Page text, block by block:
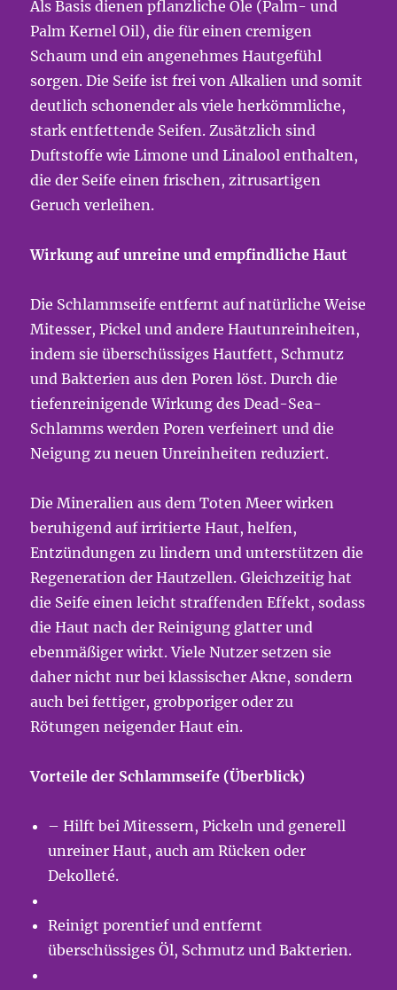
Als Basis dienen pflanzliche Öle (Palm- und
Palm Kernel Oil), die für einen cremigen
Schaum und ein angenehmes Hautgefühl
sorgen. Die Seife ist frei von Alkalien und somit
deutlich schonender als viele herkömmliche,
stark entfettende Seifen. Zusätzlich sind
Duftstoffe wie Limone und Linalool enthalten,
die der Seife einen frischen, zitrusartigen
Geruch verleihen.
Wirkung auf unreine und empfindliche Haut
Die Schlammseife entfernt auf natürliche Weise
Mitesser, Pickel und andere Hautunreinheiten,
indem sie überschüssiges Hautfett, Schmutz
und Bakterien aus den Poren löst. Durch die
tiefenreinigende Wirkung des Dead-Sea-
Schlamms werden Poren verfeinert und die
Neigung zu neuen Unreinheiten reduziert.
Die Mineralien aus dem Toten Meer wirken
beruhigend auf irritierte Haut, helfen,
Entzündungen zu lindern und unterstützen die
Regeneration der Hautzellen. Gleichzeitig hat
die Seife einen leicht straffenden Effekt, sodass
die Haut nach der Reinigung glatter und
ebenmäßiger wirkt. Viele Nutzer setzen sie
daher nicht nur bei klassischer Akne, sondern
auch bei fettiger, grobporiger oder zu
Rötungen neigender Haut ein.
Vorteile der Schlammseife (Überblick)
– Hilft bei Mitessern, Pickeln und generell
unreiner Haut, auch am Rücken oder
Dekolleté.
Reinigt porentief und entfernt
überschüssiges Öl, Schmutz und Bakterien.